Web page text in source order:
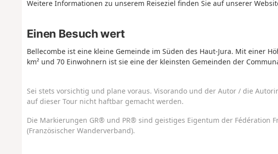
Weitere Informationen zu unserem Reiseziel finden Sie auf unserer
Einen Besuch wert
Bellecombe ist eine kleine Gemeinde im Süden des Haut-Jura. Mit einer
km² und 70 Einwohnern ist sie eine der kleinsten Gemeinden der
Sei stets vorsichtig und plane voraus. Visorando und der Autor / die
auf dieser Tour nicht haftbar gemacht werden.
Die Markierungen GR® und PR® sind geistiges Eigentum der Fédération
(Französischer Wanderverband).